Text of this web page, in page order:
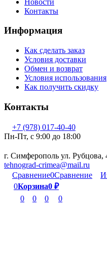
Контакты
Информация
Как сделать заказ
Условия доставки
Обмен и возврат
Условия использования
Как получить скидку
Контакты
+7 (978) 017-40-40
Пн-Пт, c 9:00 до 18:00
г. Симферополь ул. Рубцова,
tehnograd-crimea@mail.ru
Сравнение0Сравнение
0Корзина0 ₽
0
0 0 0